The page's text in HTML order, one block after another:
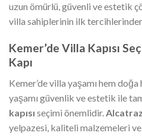
uzun ömürlü, güvenli ve estetik
villa sahiplerinin ilk
Kemer’de Villa Kapısı
Kapı
Kemer’de villa yaşamı hem
yaşamı güvenlik ve estetik ile
kapısı seçimi önemlidir.
yelpazesi, kaliteli malzemeleri